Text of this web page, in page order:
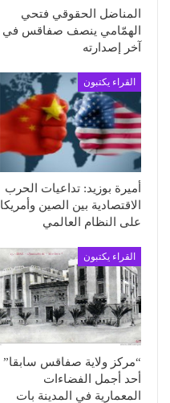
المناضل الحقوقي فتحي
الهمّامي ينصف صفاقس في
آخر إصدارته
القراء يكتبون
أميرة بوزيد: تداعيات الحرب
الاقتصادية بين الصين وأمريكا
على النظام العالمي
القراء يكتبون
“مركز ولاية صفاقس سابقا”
أحد أجمل الفضاءات
المعمارية في المدينة بات